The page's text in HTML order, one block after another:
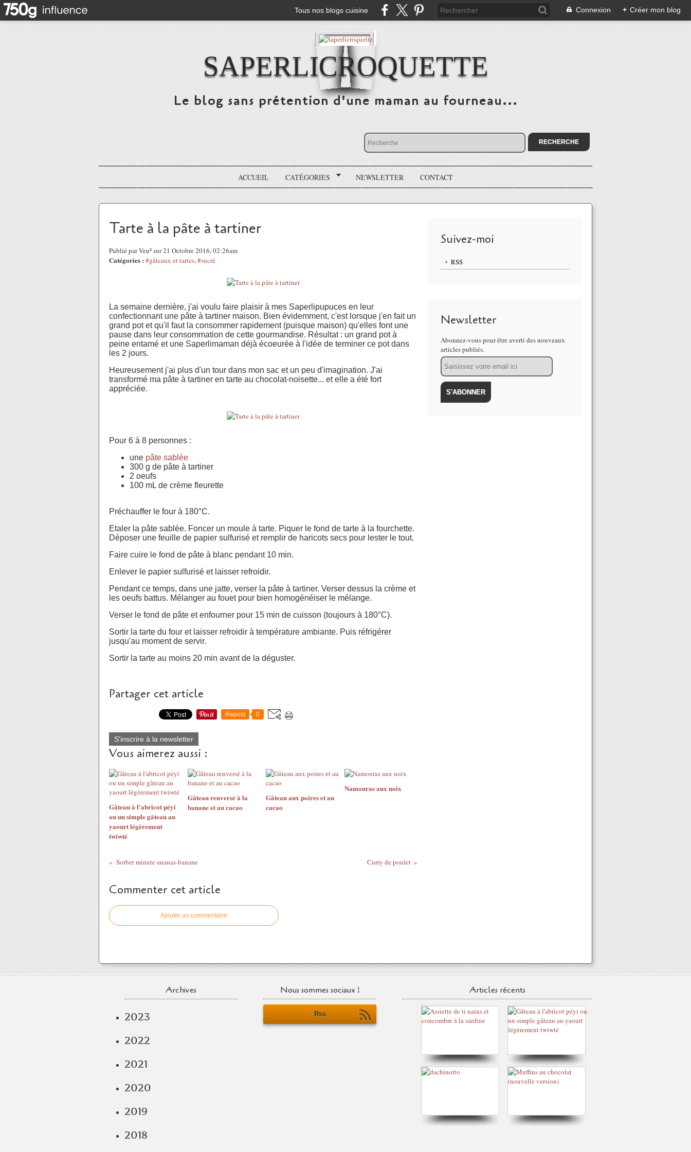
Tous nos blogs cuisine Connexion + Créer mon blog
SAPERLICROQUETTE
Le blog sans prétention d'une maman au fourneau...
ACCUEIL CATÉGORIES NEWSLETTER CONTACT
Tarte à la pâte à tartiner
Publié par Veu² sur 21 Octobre 2016, 02:26am
Catégories : #gâteaux et tartes,#sucré
La semaine dernière, j'ai voulu faire plaisir à mes Saperlipupuces en leur
confectionnant une pâte à tartiner maison. Bien évidemment, c'est lorsque j'en fait un
grand pot et qu'il faut la consommer rapidement (puisque maison) qu'elles font une
pause dans leur consommation de cette gourmandise. Résultat : un grand pot à
peine entamé et une Saperlimaman déjà écoeurée à l'idée de terminer ce pot dans
les 2 jours.
Heureusement j'ai plus d'un tour dans mon sac et un peu d'imagination. J'ai
transformé ma pâte à tartiner en tarte au chocolat-noisette... et elle a été fort
appréciée.
Pour 6 à 8 personnes :
une pâte sablée
300 g de pâte à tartiner
2 oeufs
100 mL de crème fleurette
Préchauffer le four à 180°C.
Etaler la pâte sablée. Foncer un moule à tarte. Piquer le fond de tarte à la fourchette.
Déposer une feuille de papier sulfurisé et remplir de haricots secs pour lester le tout.
Faire cuire le fond de pâte à blanc pendant 10 min.
Enlever le papier sulfurisé et laisser refroidir.
Pendant ce temps, dans une jatte, verser la pâte à tartiner. Verser dessus la crème et
les oeufs battus. Mélanger au fouet pour bien homogénéiser le mélange.
Verser le fond de pâte et enfourner pour 15 min de cuisson (toujours à 180°C).
Sortir la tarte du four et laisser refroidir à température ambiante. Puis réfrigérer
jusqu'au moment de servir.
Sortir la tarte au moins 20 min avant de la déguster.
Partager cet article
Repost 0
S'inscrire à la newsletter
Vous aimerez aussi :
Gâteau à l'abricot péyi
ou un simple gâteau au
yaourt légèrement
twiwté
Gâteau renversé à la
banane et au cacao
Gâteau aux poires et au
cacao
Namouras aux noix
Sorbet minute ananas-banane Curry de poulet
Commenter cet article
Ajouter un commentaire
Suivez-moi
RSS
Newsletter
Abonnez-vous pour être averti des nouveaux
articles publiés.
Email
Archives
2023
2022
2021
2020
2019
2018
Nous sommes sociaux !
Rss
Articles récents